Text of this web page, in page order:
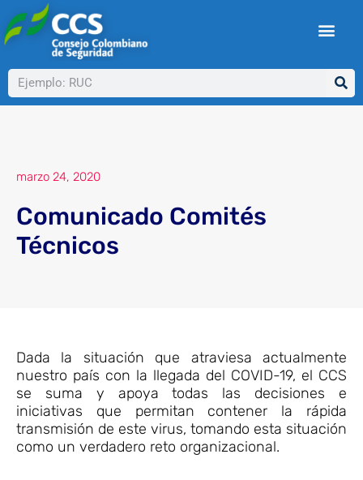
al
contenido
Buscar
marzo 24, 2020
Comunicado Comités
Técnicos
Dada la situación que atraviesa actualmente
nuestro país con la llegada del COVID-19, el CCS
se suma y apoya todas las decisiones e
iniciativas que permitan contener la rápida
transmisión de este virus, tomando esta situación
como un verdadero reto organizacional.